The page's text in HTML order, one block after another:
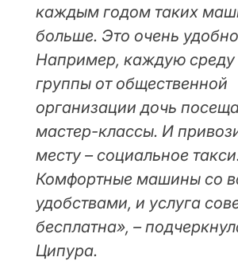
каждым годом таких
больше. Это очень
Например, каждую среду
группы от общественной
организации дочь
мастер-классы. И
месту – социальное
Комфортные машины со
удобствами, и услуга
бесплатна», –
Ципура.